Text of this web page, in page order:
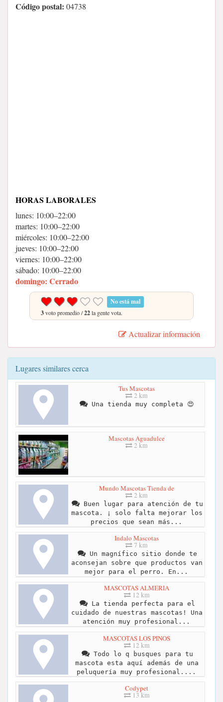
Código postal: 04738
HORAS LABORALES
lunes: 10:00–22:00
martes: 10:00–22:00
miércoles: 10:00–22:00
jueves: 10:00–22:00
viernes: 10:00–22:00
sábado: 10:00–22:00
domingo: Cerrado
No está mal
3voto promedio /22la gente vota.
Actualizar información
Lugares similares cerca
Tus Mascotas
2 km
Una tienda muy completa 😍
Mascotas Aguadulce
2 km
Mundo Mascotas Tienda de
2 km
Buen lugar para atención de tu
mascota. ¡ solo falta mejorar los
precios que sean más...
Indalo Mascotas
7 km
Un magnífico sitio donde te
aconsejan sobre que productos van
mejor para el perro. En...
MASCOTAS ALMERIA
12 km
La tienda perfecta para el
cuidado de nuestras mascotas! Una
atención muy profesional...
MASCOTAS LOS PINOS
12 km
Todo lo q busques para tu
mascota esta aquí además de una
peluquería muy profesional....
Codypet
13 km